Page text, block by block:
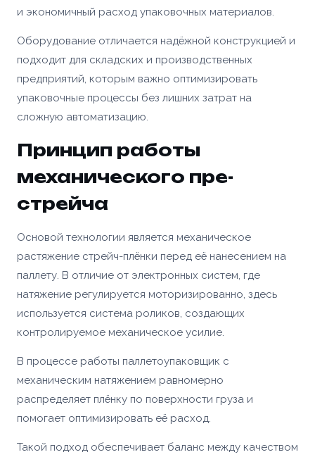
и экономичный расход упаковочных материалов.
Оборудование отличается надёжной конструкцией и
подходит для складских и производственных
предприятий, которым важно оптимизировать
упаковочные процессы без лишних затрат на
сложную автоматизацию.
Принцип работы
механического пре-
стрейча
Основой технологии является механическое
растяжение стрейч-плёнки перед её нанесением на
паллету. В отличие от электронных систем, где
натяжение регулируется моторизированно, здесь
используется система роликов, создающих
контролируемое механическое усилие.
В процессе работы паллетоупаковщик с
механическим натяжением равномерно
распределяет плёнку по поверхности груза и
помогает оптимизировать её расход.
Такой подход обеспечивает баланс между качеством